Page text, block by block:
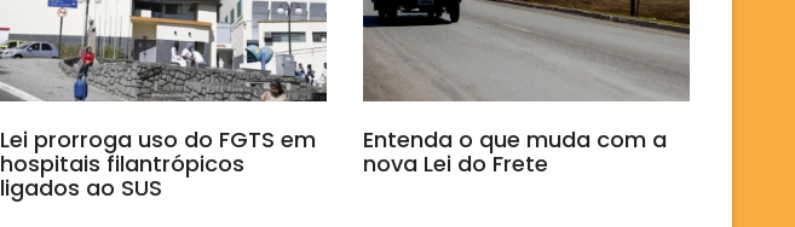
Lei prorroga uso do FGTS em
hospitais filantrópicos
ligados ao SUS
Entenda o que muda com a
nova Lei do Frete